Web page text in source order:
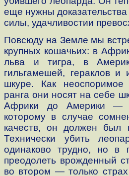
еще нужны доказательства
силы, удачливостии
Повсюду на Земле мы
крупных кошачьих: в
льва и тигра, в
гильгамешей, гераклов
шкуре. Как неоспоримое
ранга они носят на себе
Африки до Америки —
которому в случае
качеств, он должен был
Технически убить
одинаково трудно, но в
преодолеть врожденный
во втором — только